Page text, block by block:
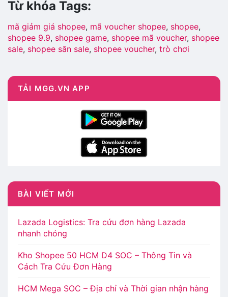
Từ khóa Tags:
mã giảm giá shopee, mã voucher shopee, shopee,
shopee 9.9, shopee game, shopee mã voucher, shopee
sale, shopee săn sale, shopee voucher, trò chơi
TẢI MGG.VN APP
BÀI VIẾT MỚI
Lazada Logistics: Tra cứu đơn hàng Lazada
nhanh chóng
Kho Shopee 50 HCM D4 SOC – Thông Tin và
Cách Tra Cứu Đơn Hàng
HCM Mega SOC – Địa chỉ và Thời gian nhận hàng